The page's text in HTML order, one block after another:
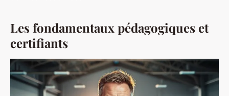
Les fondamentaux pédagogiques et
certifiants